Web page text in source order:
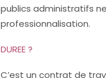
publics administratifs
professionnalisation.
DUREE ?
C’est un contrat de